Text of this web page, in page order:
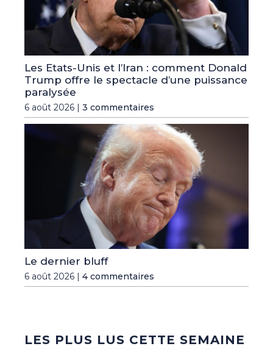
Les Etats-Unis et l’Iran : comment Donald
Trump offre le spectacle d’une puissance
paralysée
6 août 2026 | 3 commentaires
Le dernier bluff
6 août 2026 | 4 commentaires
LES PLUS LUS CETTE SEMAINE